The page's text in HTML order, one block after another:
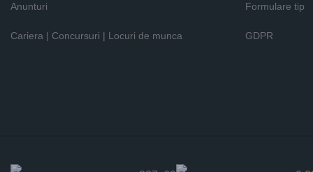
Anunturi
Cariera | Concursuri | Locuri de munca
Formulare tip
GDPR